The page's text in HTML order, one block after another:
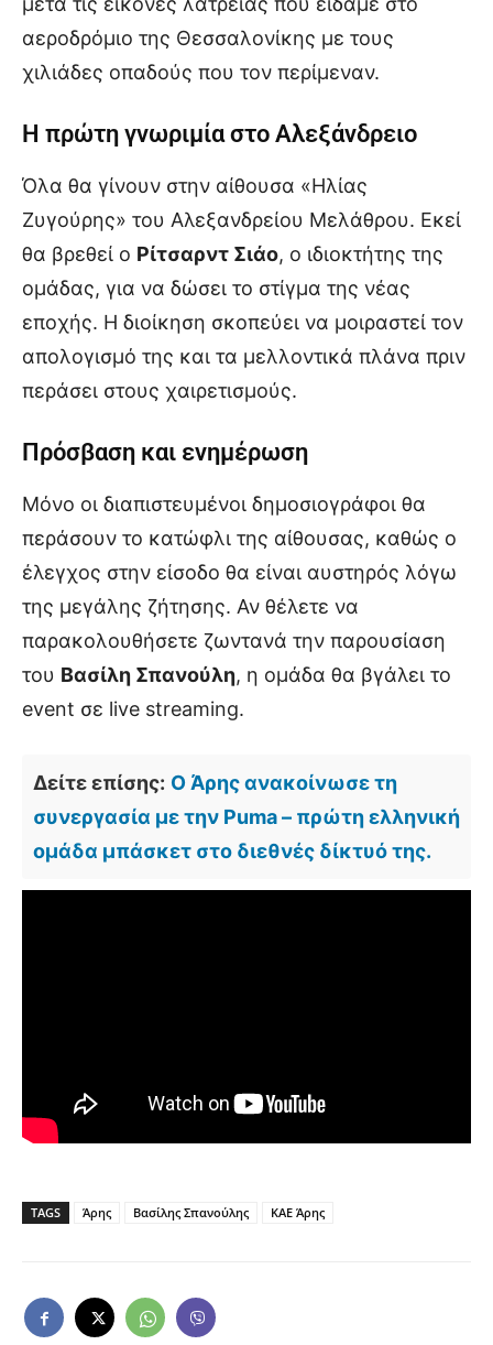
αεροδρόμιο της Θεσσαλονίκης με τους
χιλιάδες οπαδούς που τον περίμεναν.
Η πρώτη γνωριμία στο Αλεξάνδρειο
Όλα θα γίνουν στην αίθουσα «Ηλίας
Ζυγούρης» του Αλεξανδρείου Μελάθρου. Εκεί
θα βρεθεί ο Ρίτσαρντ Σιάο, ο ιδιοκτήτης της
ομάδας, για να δώσει το στίγμα της νέας
εποχής. Η διοίκηση σκοπεύει να μοιραστεί τον
απολογισμό της και τα μελλοντικά πλάνα πριν
περάσει στους χαιρετισμούς.
Πρόσβαση και ενημέρωση
Μόνο οι διαπιστευμένοι δημοσιογράφοι θα
περάσουν το κατώφλι της αίθουσας, καθώς ο
έλεγχος στην είσοδο θα είναι αυστηρός λόγω
της μεγάλης ζήτησης. Αν θέλετε να
παρακολουθήσετε ζωντανά την παρουσίαση
του Βασίλη Σπανούλη, η ομάδα θα βγάλει το
event σε live streaming.
Δείτε επίσης: Ο Άρης ανακοίνωσε τη
συνεργασία με την Puma – πρώτη ελληνική
ομάδα μπάσκετ στο διεθνές δίκτυό της.
TAGS Άρης Βασίλης Σπανούλης ΚΑΕ Άρης